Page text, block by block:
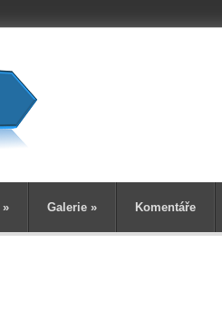
» Galerie » Komentáře